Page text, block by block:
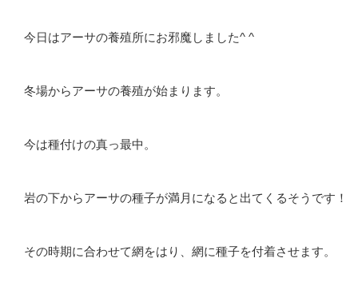
今日はアーサの養殖所にお邪魔しました^ ^
冬場からアーサの養殖が始まります。
今は種付けの真っ最中。
岩の下からアーサの種子が満月になると出てくるそうです！
その時期に合わせて網をはり、網に種子を付着させます。